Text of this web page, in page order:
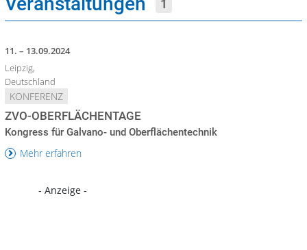
1
11. – 13.09.2024
Leipzig,
Deutschland
KONFERENZ
ZVO-OBERFLÄCHENTAGE
Kongress für Galvano- und Oberflächentechnik
Mehr erfahren
- Anzeige -